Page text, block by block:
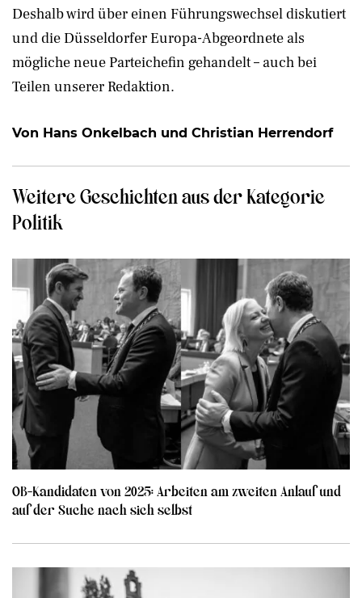
Deshalb wird über einen Führungswechsel diskutiert
und die Düsseldorfer Europa-Abgeordnete als
mögliche neue Parteichefin gehandelt – auch bei
Teilen unserer Redaktion.
Von Hans Onkelbach und Christian Herrendorf
Weitere Geschichten aus der Kategorie
Politik
OB-Kandidaten von 2025: Arbeiten am zweiten Anlauf und
auf der Suche nach sich selbst